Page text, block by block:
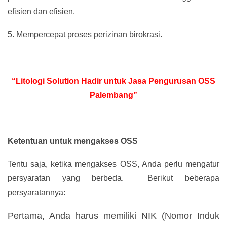
efisien dan efisien.
5. Mempercepat proses perizinan birokrasi.
“Litologi Solution Hadir untuk Jasa Pengurusan OSS
Palembang”
Ketentuan untuk mengakses OSS
Tentu saja, ketika mengakses OSS, Anda perlu mengatur
persyaratan yang berbeda. Berikut beberapa
persyaratannya:
Pertama, Anda harus memiliki NIK (Nomor Induk